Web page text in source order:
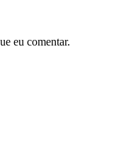
eu comentar.